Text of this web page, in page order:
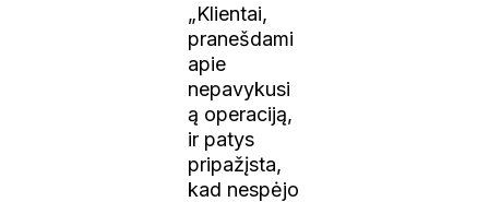
„Klientai,
pranešdami
apie
nepavykusi
ą operaciją,
ir patys
pripažįsta,
kad nespėjo